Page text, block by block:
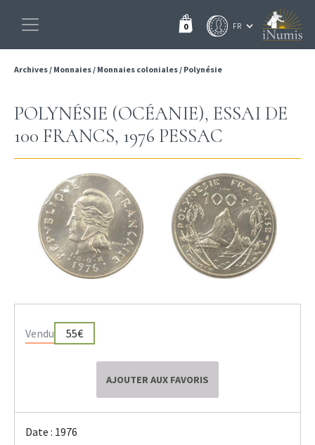
0
Archives/ Monnaies/ Monnaies coloniales/ Polynésie
POLYNÉSIE (OCÉANIE), ESSAI DE
100 FRANCS, 1976 PESSAC
Vendu 55€
AJOUTER AUX FAVORIS
Date : 1976